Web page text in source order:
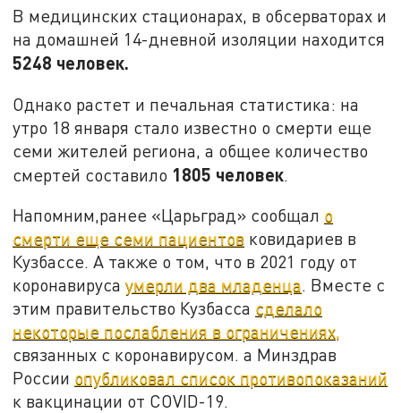
В медицинских стационарах, в обсерваторах и
на домашней 14-дневной изоляции находится
5248 человек.
Однако растет и печальная статистика: на
утро 18 января стало известно о смерти еще
семи жителей региона, а общее количество
смертей составило 1805 человек
Напомним,ранее «Царьград» сообщал о
смерти еще семи пациентов ковидариев в
Кузбассе. А также о том, что в 2021 году от
коронавирусаумерли два младенца. Вместе с
этим правительство Кузбасса сделало
некоторые послабления в ограничениях,
связанных с коронавирусом. а Минздрав
России опубликовал список противопоказаний
к вакцинации от COVID-19.